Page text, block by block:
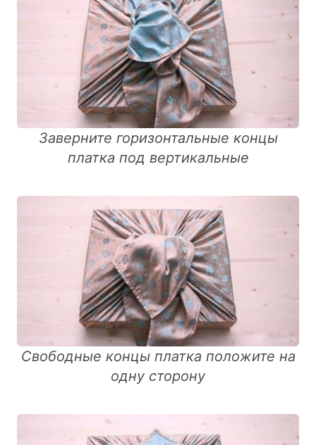
Заверните горизонтальные концы
платка под вертикальные
Свободные концы платка положите на
одну сторону